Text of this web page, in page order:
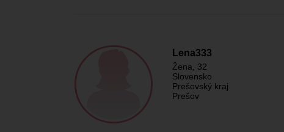
Lena333
Žena , 32
Slovensko
Prešovský kraj
Prešov